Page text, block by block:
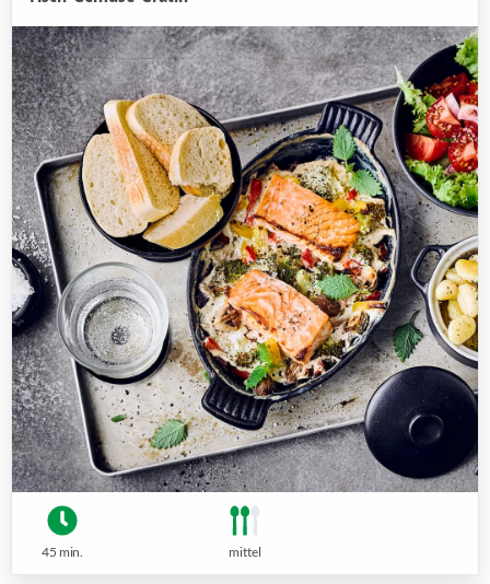
45 min. mittel